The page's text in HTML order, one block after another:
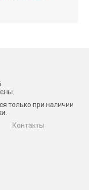
только при наличии
Контакты